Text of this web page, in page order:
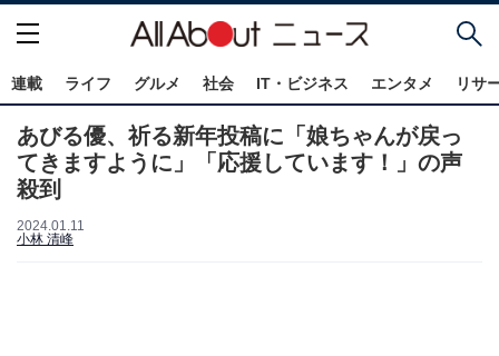
連載 ライフ グルメ 社会 IT・ビジネス エンタメ リサ
あびる優、祈る新年投稿に「娘ちゃんが戻っ
てきますように」「応援しています！」の声
殺到
2024.01.11
小林 清峰